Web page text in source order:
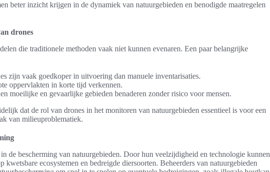
beter inzicht krijgen in de dynamiek van natuurgebieden en benodigde maatregelen
drones
die traditionele methoden vaak niet kunnen evenaren. Een paar belangrijke
zijn vaak goedkoper in uitvoering dan manuele inventarisaties.
oppervlakten in korte tijd verkennen.
moeilijke en gevaarlijke gebieden benaderen zonder risico voor mensen.
dat de rol van drones in het monitoren van natuurgebieden essentieel is voor een
van milieuproblematiek.
de bescherming van natuurgebieden. Door hun veelzijdigheid en technologie kunnen
kwetsbare ecosystemen en bedreigde diersoorten. Beheerders van natuurgebieden